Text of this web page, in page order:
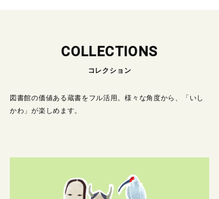
COLLECTIONS
コレクション
図書館の価値ある蔵書をフル活用。様々な角度から、「いし
かわ」が楽しめます。